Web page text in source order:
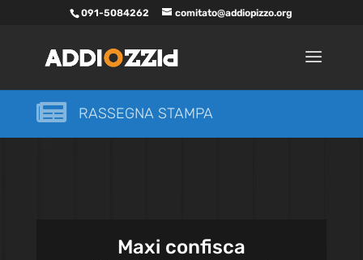
091-5084262 comitato@addiopizzo.org
 RASSEGNA STAMPA
Maxi confisca